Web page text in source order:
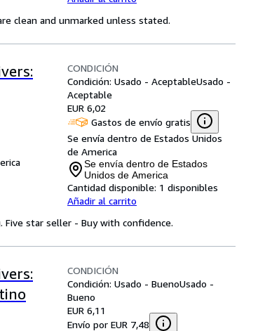
clean and unmarked unless stated.
CONDICIÓN
Condición: Usado - AceptableUsado -
Aceptable
EUR 6,02
Gastos de envío gratis
Se envía dentro de Estados Unidos
de America
Se envía dentro de Estados
Unidos de America
Cantidad disponible: 1 disponibles
Añadir al carrito
Five star seller - Buy with confidence.
CONDICIÓN
Condición: Usado - BuenoUsado -
Bueno
EUR 6,11
Envío por EUR 7,48